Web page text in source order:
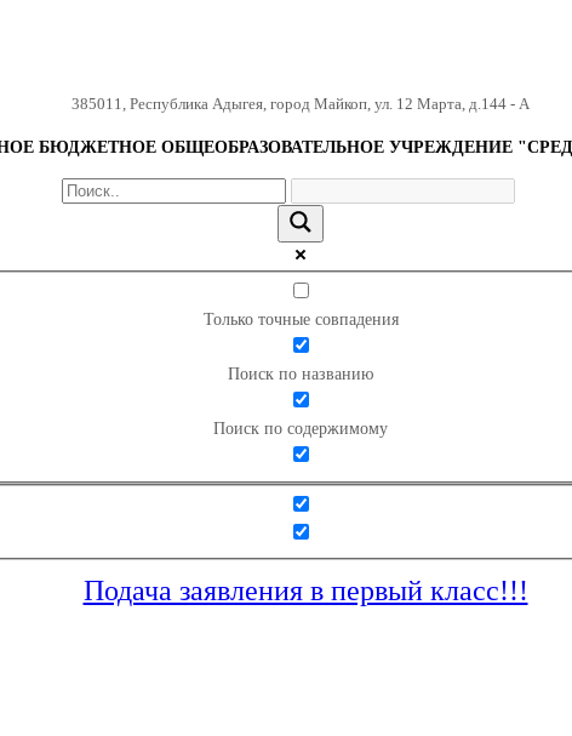
385011, Республика Адыгея, город Майкоп, ул. 12 Марта, д.144 - А
БЮДЖЕТНОЕ ОБЩЕОБРАЗОВАТЕЛЬНОЕ УЧРЕЖДЕНИЕ
Только точные совпадения
Поиск по названию
Поиск по содержимому
Подача заявления в первый класс!!!